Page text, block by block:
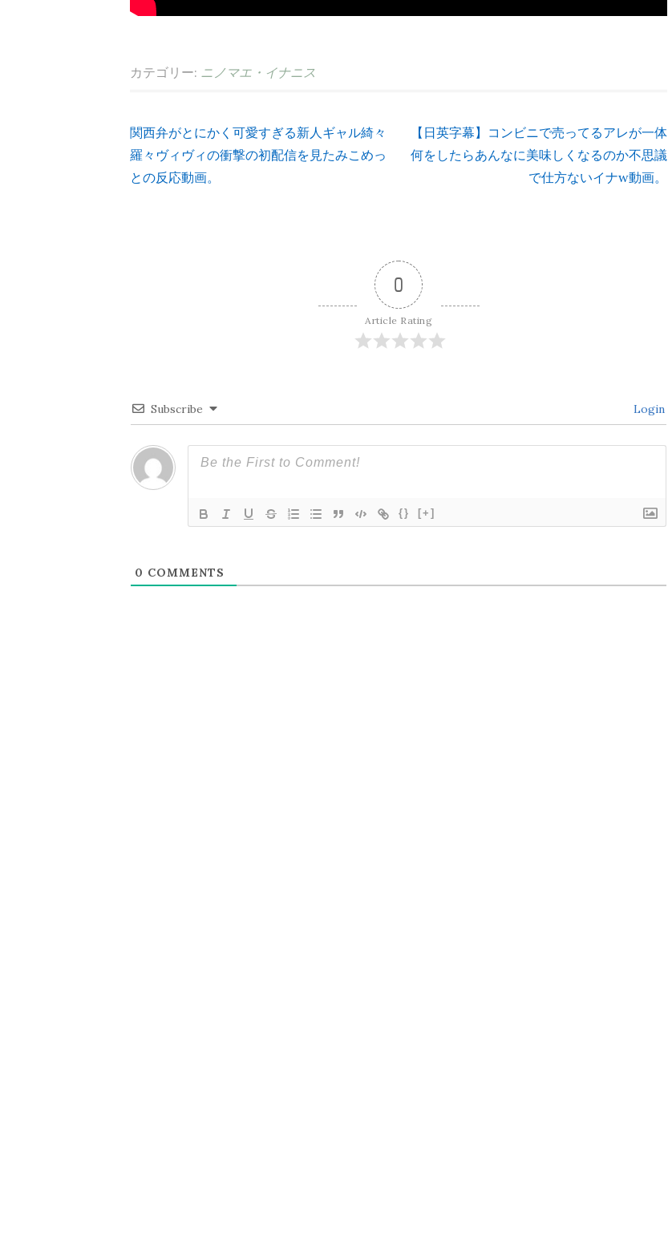
カテゴリー: ニノマエ・イナニス
投
稿
シ
ョ
ン
関西弁がとにかく可愛すぎる新人ギャル綺々
羅々ヴィヴィの衝撃の初配信を見たみこめっ
との反応動画。
【日英字幕】コンビニで売ってるアレが一体
何をしたらあんなに美味しくなるのか不思議
で仕方ないイナw動画。
0
Article Rating
Subscribe Login
{} [+]
0 COMMENTS